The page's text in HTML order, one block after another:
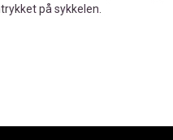
på sykkelen.